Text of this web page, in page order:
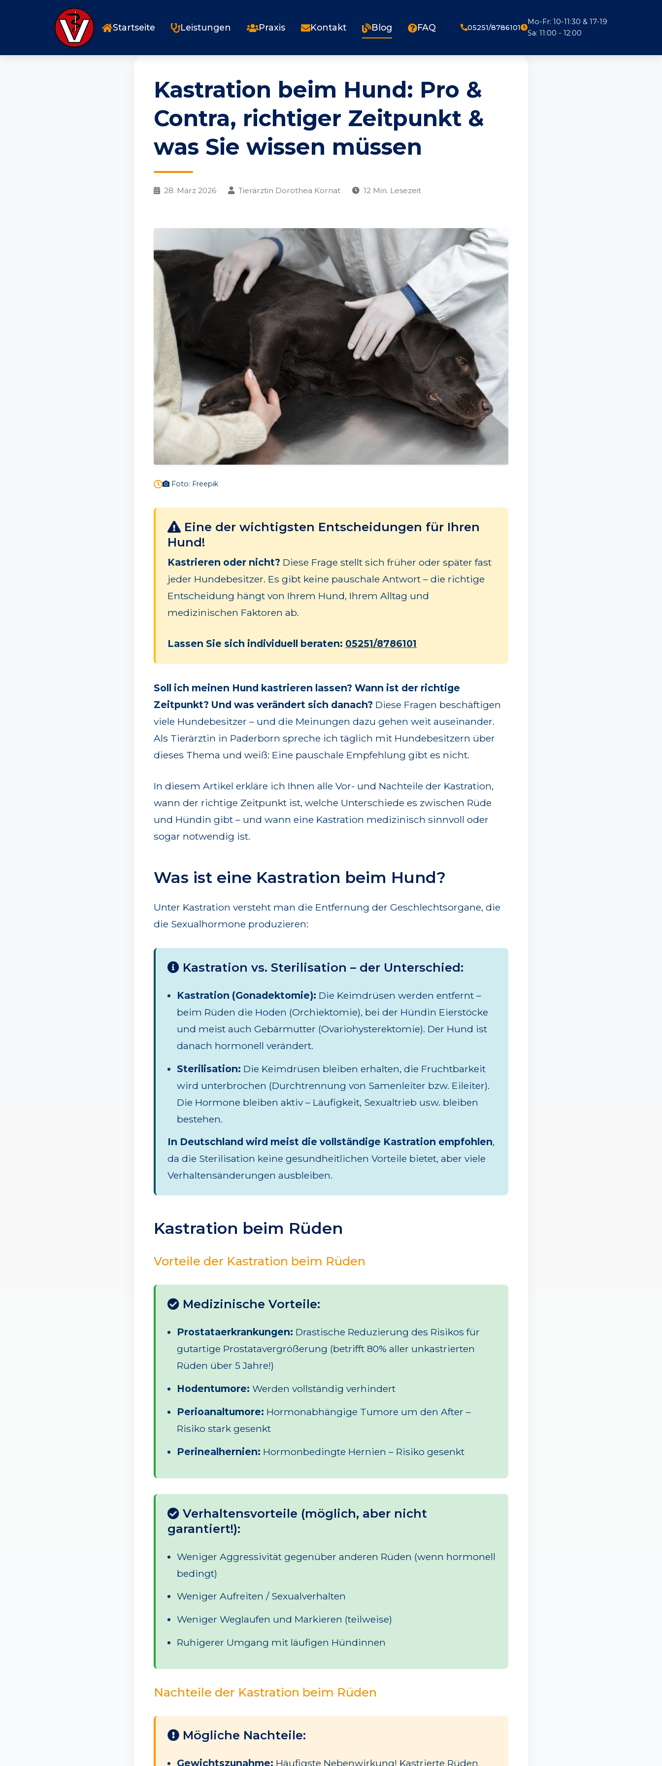
Startseite Leistungen Praxis Kontakt Blog FAQ 05251/8786101
Mo-Fr: 10-11:30 & 17-19
Sa: 11:00 - 12:00
Blog Kastration beim Hund
Kastration beim Hund: Pro &
Contra, richtiger Zeitpunkt &
was Sie wissen müssen
28. März 2026 Tierärztin Dorothea Kornat 12 Min. Lesezeit
Foto: Freepik
Eine der wichtigsten Entscheidungen für Ihren
Hund!
Kastrieren oder nicht? Diese Frage stellt sich früher oder später fast
jeder Hundebesitzer. Es gibt keine pauschale Antwort – die richtige
Entscheidung hängt von Ihrem Hund, Ihrem Alltag und
medizinischen Faktoren ab.
Lassen Sie sich individuell beraten: 05251/8786101
Soll ich meinen Hund kastrieren lassen? Wann ist der richtige
Zeitpunkt? Und was verändert sich danach? Diese Fragen beschäftigen
viele Hundebesitzer – und die Meinungen dazu gehen weit auseinander.
Als Tierärztin in Paderborn spreche ich täglich mit Hundebesitzern über
dieses Thema und weiß: Eine pauschale Empfehlung gibt es nicht.
In diesem Artikel erkläre ich Ihnen alle Vor- und Nachteile der Kastration,
wann der richtige Zeitpunkt ist, welche Unterschiede es zwischen Rüde
und Hündin gibt – und wann eine Kastration medizinisch sinnvoll oder
sogar notwendig ist.
Was ist eine Kastration beim Hund?
Unter Kastration versteht man die Entfernung der Geschlechtsorgane, die
die Sexualhormone produzieren:
Kastration vs. Sterilisation – der Unterschied:
Kastration (Gonadektomie): Die Keimdrüsen werden entfernt –
beim Rüden die Hoden (Orchiektomie), bei der Hündin Eierstöcke
und meist auch Gebärmutter (Ovariohysterektomie). Der Hund ist
danach hormonell verändert.
Sterilisation: Die Keimdrüsen bleiben erhalten, die Fruchtbarkeit
wird unterbrochen (Durchtrennung von Samenleiter bzw. Eileiter).
Die Hormone bleiben aktiv – Läufigkeit, Sexualtrieb usw. bleiben
bestehen.
In Deutschland wird meist die vollständige Kastration empfohlen,
da die Sterilisation keine gesundheitlichen Vorteile bietet, aber viele
Verhaltensänderungen ausbleiben.
Kastration beim Rüden
Vorteile der Kastration beim Rüden
Medizinische Vorteile:
Prostataerkrankungen: Drastische Reduzierung des Risikos für
gutartige Prostatavergrößerung (betrifft 80% aller unkastrierten
Rüden über 5 Jahre!)
Hodentumore: Werden vollständig verhindert
Perioanaltumore: Hormonabhängige Tumore um den After –
Risiko stark gesenkt
Perinealhernien: Hormonbedingte Hernien – Risiko gesenkt
Verhaltensvorteile (möglich, aber nicht
garantiert!):
Weniger Aggressivität gegenüber anderen Rüden (wenn hormonell
bedingt)
Weniger Aufreiten / Sexualverhalten
Weniger Weglaufen und Markieren (teilweise)
Ruhigerer Umgang mit läufigen Hündinnen
Nachteile der Kastration beim Rüden
Mögliche Nachteile:
Gewichtszunahme: Häufigste Nebenwirkung! Kastrierte Rüden